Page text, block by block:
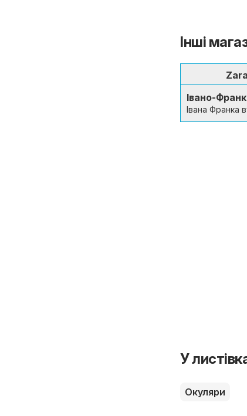
Інші
Zara
Івано-
Івана Франка
У
Окуляри